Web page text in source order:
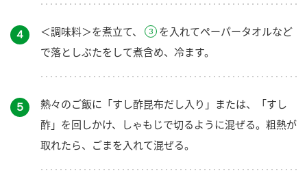
４ ＜調味料＞を煮立て、
を入れてペーパータオルなど
で落としぶたをして煮含め、冷ます。
５
熱々のご飯に「すし酢昆布だし入り」または、「すし
酢」を回しかけ、しゃもじで切るように混ぜる。粗熱が
取れたら、ごまを入れて混ぜる。